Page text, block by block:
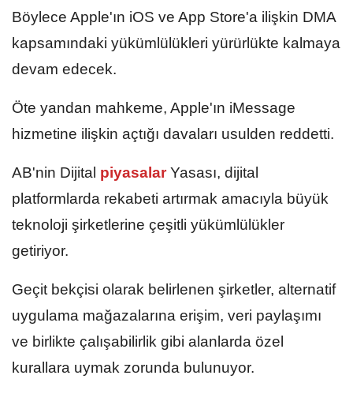
Böylece Apple'ın iOS ve App Store'a ilişkin DMA
kapsamındaki yükümlülükleri yürürlükte kalmaya
devam edecek.
Öte yandan mahkeme, Apple'ın iMessage
hizmetine ilişkin açtığı davaları usulden reddetti.
AB'nin Dijital piyasalarYasası, dijital
platformlarda rekabeti artırmak amacıyla büyük
teknoloji şirketlerine çeşitli yükümlülükler
getiriyor.
Geçit bekçisi olarak belirlenen şirketler, alternatif
uygulama mağazalarına erişim, veri paylaşımı
ve birlikte çalışabilirlik gibi alanlarda özel
kurallara uymak zorunda bulunuyor.